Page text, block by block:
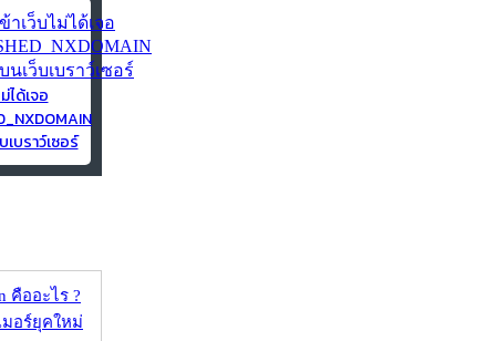
ได้เจอ
บราว์เซอร์
คืออะไร ?
อร์ยุคใหม่